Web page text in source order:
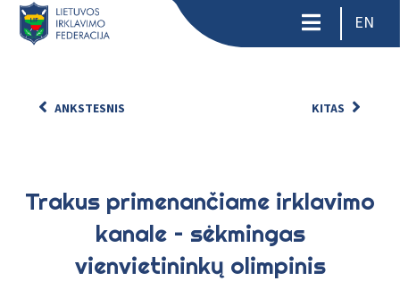
EN
ANKSTESNIS KITAS
Trakus primenančiame irklavimo
kanale – sėkmingas
vienvietininkų olimpinis